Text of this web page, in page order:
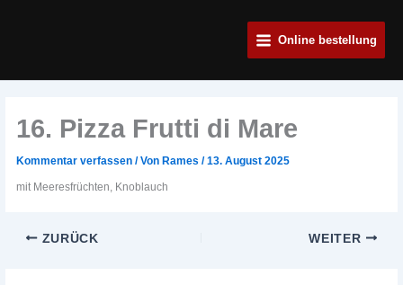
MenuOnline bestellung
16. Pizza Frutti di Mare
Kommentar verfassen / VonRames/13. August 2025
mit Meeresfrüchten, Knoblauch
ZURÜCK WEITER